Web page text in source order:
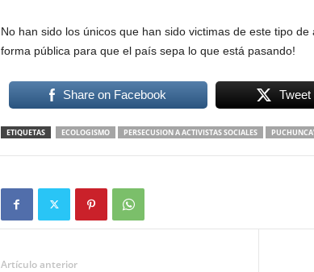
No han sido los únicos que han sido victimas de este tipo
forma pública para que el país sepa lo que está pasando!
Share on Facebook Tweet
ETIQUETAS ECOLOGISMO PERSECUSION A ACTIVISTAS SOCIALES
Artículo anterior